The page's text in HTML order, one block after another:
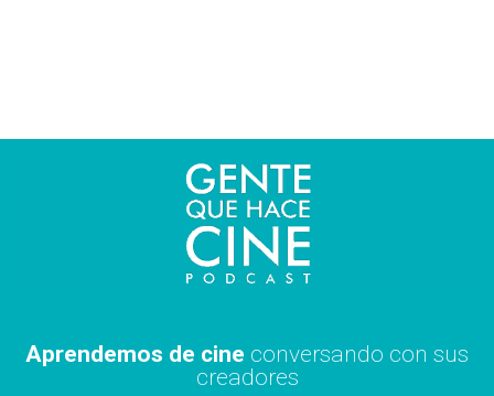
Aprendemos de cine conversando con sus
creadores